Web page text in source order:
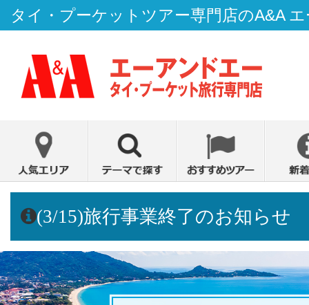
タイ・プーケットツアー専門店のA&A
(3/15)旅行事業終了のお知らせ